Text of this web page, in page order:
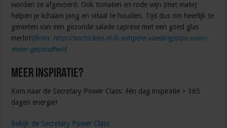
worden ze afgevoerd. Ook tomaten en rode wijn (met mate)
helpen je lichaam jong en vitaal te houden. Tijd dus om heerlijk te
genieten van een gezonde salade caprese met een goed glas
merlot!Bron: http://sochicken.nl/6-simpele-voedingstips-voor-
meer-gezondheid
Meer inspiratie?
Kom naar de Secretary Power Class: één dag inspiratie > 365
dagen energie!
Bekijk de Secretary Power Class